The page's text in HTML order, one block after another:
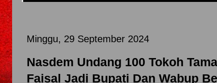
Minggu, 29 September 2024
Nasdem Undang 100 Tokoh
Faisal Jadi Bupati Dan Wabup